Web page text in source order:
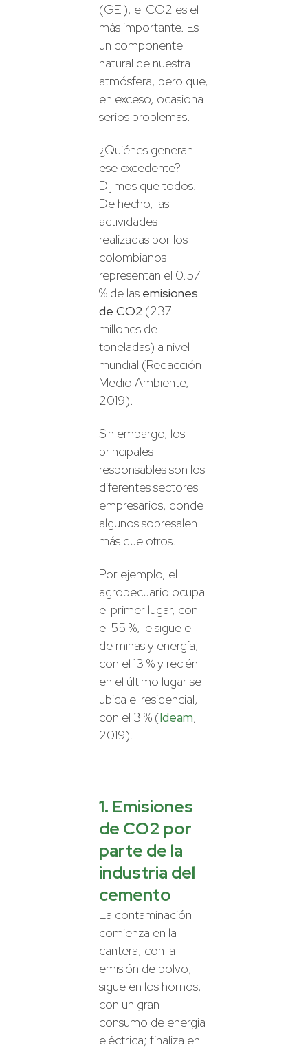
(GEI), el CO2 es el
más importante. Es
un componente
natural de nuestra
atmósfera, pero que,
en exceso, ocasiona
serios problemas.
¿Quiénes generan
ese excedente?
Dijimos que todos.
De hecho, las
actividades
realizadas por los
colombianos
representan el 0.57
% de las emisiones
de CO2 (237
millones de
toneladas) a nivel
mundial (Redacción
Medio Ambiente,
2019).
Sin embargo, los
principales
responsables son los
diferentes sectores
empresarios, donde
algunos sobresalen
más que otros.
Por ejemplo, el
agropecuario ocupa
el primer lugar, con
el 55 %, le sigue el
de minas y energía,
con el 13 % y recién
en el último lugar se
ubica el residencial,
con el 3 % (Ideam,
2019).
1. Emisiones
de CO2 por
parte de la
industria del
cemento
La contaminación
comienza en la
cantera, con la
emisión de polvo;
sigue en los hornos,
con un gran
consumo de energía
eléctrica; finaliza en